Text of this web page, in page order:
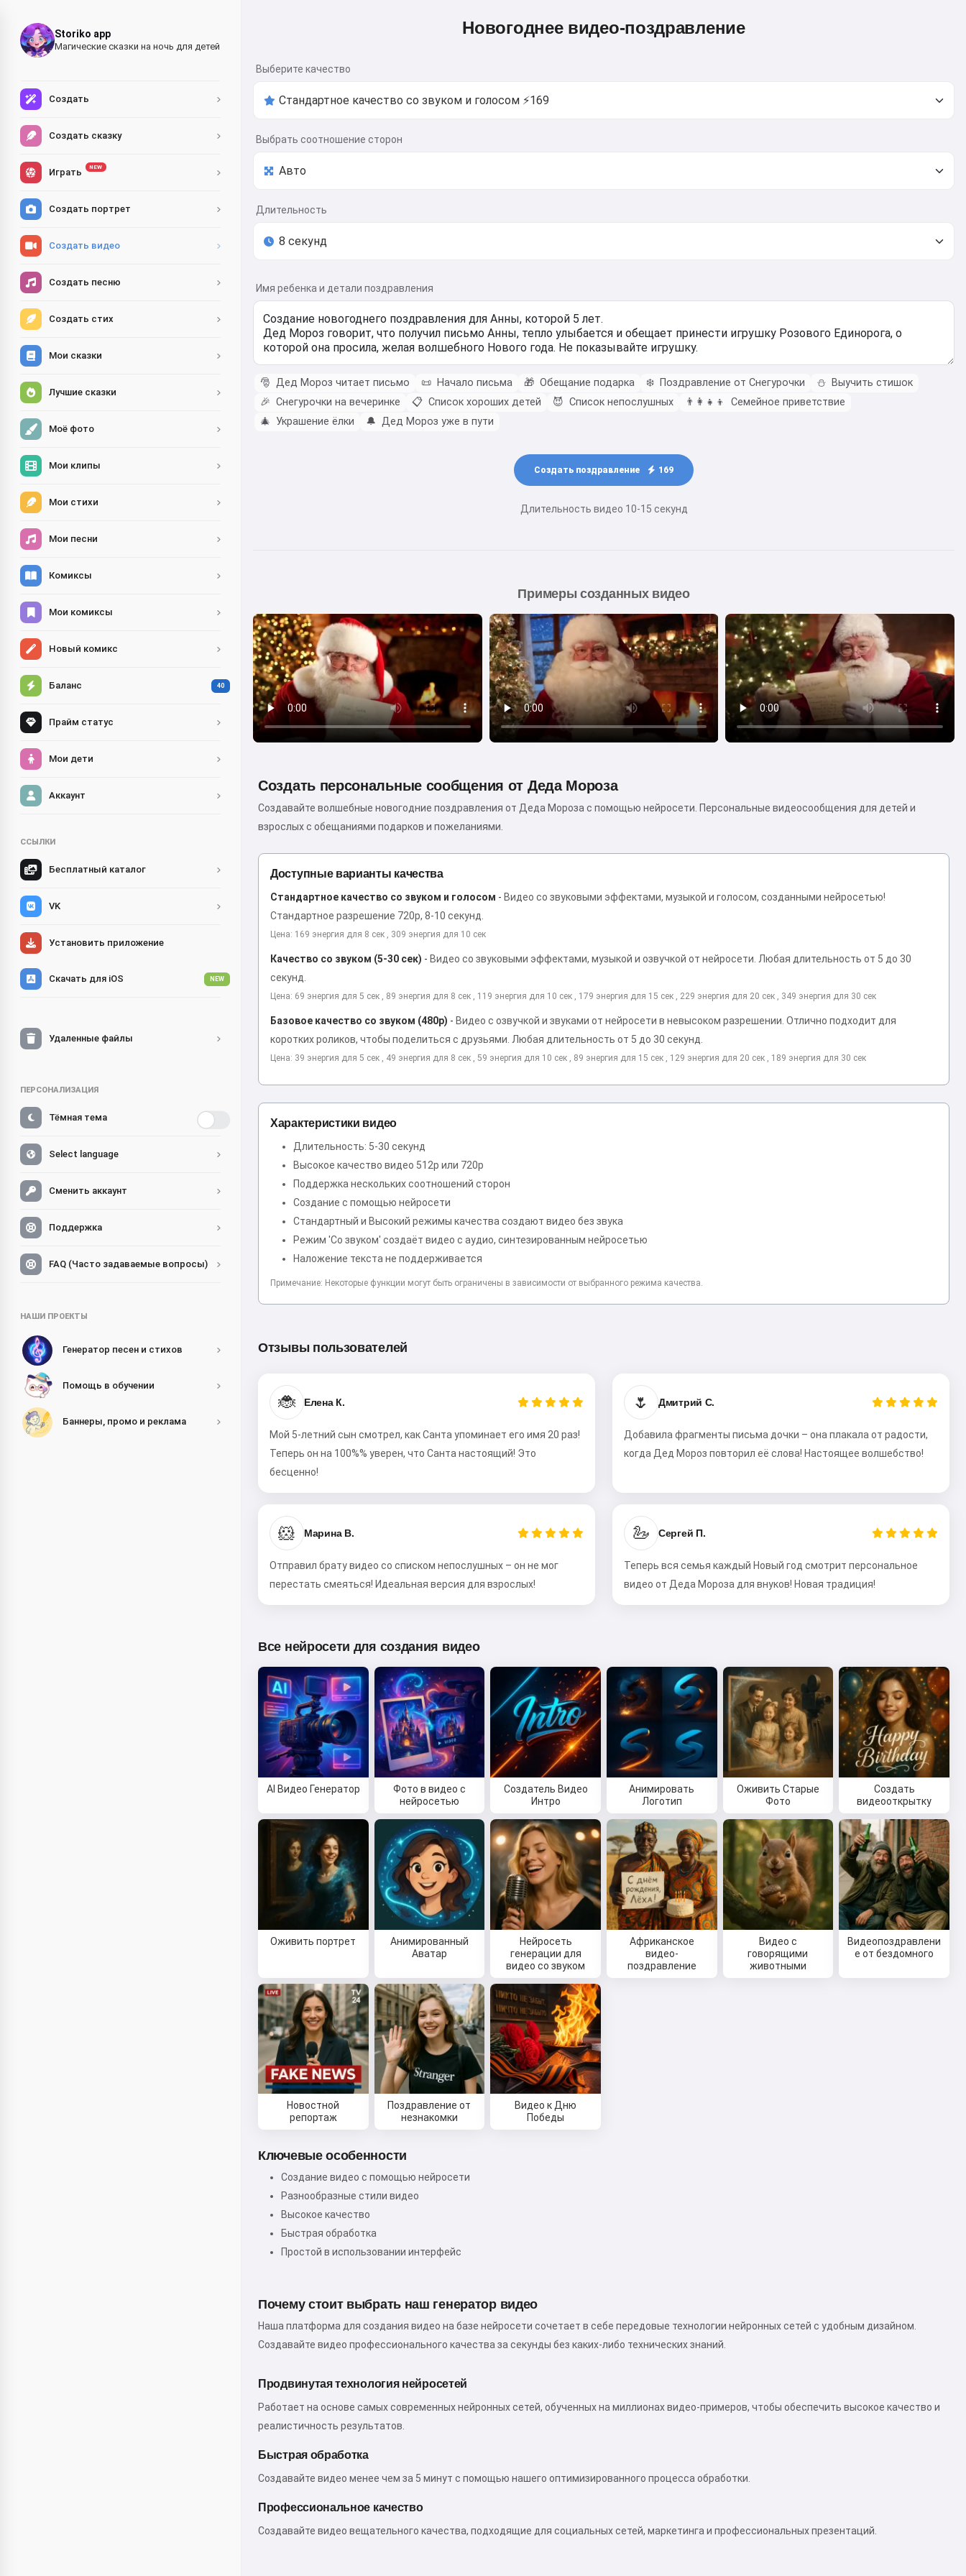
Storiko app
Магические сказки на ночь для детей
Создать
Создать сказку
Играть NEW
Создать портрет
Создать видео
Создать песню
Создать стих
Мои сказки
Лучшие сказки
Моё фото
Мои клипы
Мои стихи
Мои песни
Комиксы
Мои комиксы
Новый комикс
Баланс 40
Прайм статус
Мои дети
Аккаунт
ССЫЛКИ
Бесплатный каталог
VK
Установить приложение
Скачать для iOS NEW
Удаленные файлы
ПЕРСОНАЛИЗАЦИЯ
Тёмная тема
Select language
Сменить аккаунт
Поддержка
FAQ (Часто задаваемые вопросы)
НАШИ ПРОЕКТЫ
Генератор песен и стихов
Помощь в обучении
Баннеры, промо и реклама
Новогоднее видео-поздравление
Выберите качество
Выбрать соотношение сторон
Длительность
Имя ребенка и детали поздравления
🎅 Дед Мороз читает письмо 📜 Начало письма 🎁 Обещание подарка ❄️ Поздравление от Снегурочки ⛄ Выучить стишок
🎉 Снегурочки на вечеринке 📋 Список хороших детей 😈 Список непослушных 👨‍👩‍👧‍👦
Семейное приветствие
🎄 Украшение ёлки 🔔 Дед Мороз уже в пути
Создать поздравление 169
Длительность видео 10-15 секунд
Примеры созданных видео
Создать персональные сообщения от Деда Мороза
Создавайте волшебные новогодние поздравления от Деда Мороза с помощью нейросети. Персональные видеосообщения для детей и
взрослых с обещаниями подарков и пожеланиями.
Доступные варианты качества
Стандартное качество со звуком и голосом - Видео со звуковыми эффектами, музыкой и голосом, созданными нейросетью!
Стандартное разрешение 720p, 8-10 секунд.
Цена: 169 энергия для 8 сек , 309 энергия для 10 сек
Качество со звуком (5-30 сек) - Видео со звуковыми эффектами, музыкой и озвучкой от нейросети. Любая длительность от 5 до 30
секунд.
Цена: 69 энергия для 5 сек , 89 энергия для 8 сек , 119 энергия для 10 сек , 179 энергия для 15 сек , 229 энергия для 20 сек , 349 энергия для 30 сек
Базовое качество со звуком (480p) - Видео с озвучкой и звуками от нейросети в невысоком разрешении. Отлично подходит для
коротких роликов, чтобы поделиться с друзьями. Любая длительность от 5 до 30 секунд.
Цена: 39 энергия для 5 сек , 49 энергия для 8 сек , 59 энергия для 10 сек , 89 энергия для 15 сек , 129 энергия для 20 сек , 189 энергия для 30 сек
Характеристики видео
Длительность: 5-30 секунд
Высокое качество видео 512p или 720p
Поддержка нескольких соотношений сторон
Создание с помощью нейросети
Стандартный и Высокий режимы качества создают видео без звука
Режим 'Со звуком' создаёт видео с аудио, синтезированным нейросетью
Наложение текста не поддерживается
Примечание: Некоторые функции могут быть ограничены в зависимости от выбранного режима качества.
Отзывы пользователей
🐞 Елена К.
Мой 5-летний сын смотрел, как Санта упоминает его имя 20 раз!
Теперь он на 100%% уверен, что Санта настоящий! Это
бесценно!
🌷 Дмитрий С.
Добавила фрагменты письма дочки – она плакала от радости,
когда Дед Мороз повторил её слова! Настоящее волшебство!
🐹 Марина В.
Отправил брату видео со списком непослушных – он не мог
перестать смеяться! Идеальная версия для взрослых!
🦢 Сергей П.
Теперь вся семья каждый Новый год смотрит персональное
видео от Деда Мороза для внуков! Новая традиция!
Все нейросети для создания видео
AI Видео Генератор
Фото в видео с
нейросетью
Создатель Видео
Интро
Анимировать
Логотип
Оживить Старые
Фото
Создать
видеооткрытку
Оживить портрет
Анимированный
Аватар
Нейросеть
генерации для
видео со звуком
Африканское
видео-
поздравление
Видео с
говорящими
животными
Видеопоздравлени
е от бездомного
Новостной
репортаж
Поздравление от
незнакомки
Видео к Дню
Победы
Ключевые особенности
Создание видео с помощью нейросети
Разнообразные стили видео
Высокое качество
Быстрая обработка
Простой в использовании интерфейс
Почему стоит выбрать наш генератор видео
Наша платформа для создания видео на базе нейросети сочетает в себе передовые технологии нейронных сетей с удобным дизайном.
Создавайте видео профессионального качества за секунды без каких-либо технических знаний.
Продвинутая технология нейросетей
Работает на основе самых современных нейронных сетей, обученных на миллионах видео-примеров, чтобы обеспечить высокое качество и
реалистичность результатов.
Быстрая обработка
Создавайте видео менее чем за 5 минут с помощью нашего оптимизированного процесса обработки.
Профессиональное качество
Создавайте видео вещательного качества, подходящие для социальных сетей, маркетинга и профессиональных презентаций.
Привет! Я Сторико 👋
сказки на ночь для ваших детей
Условия использования,Политика